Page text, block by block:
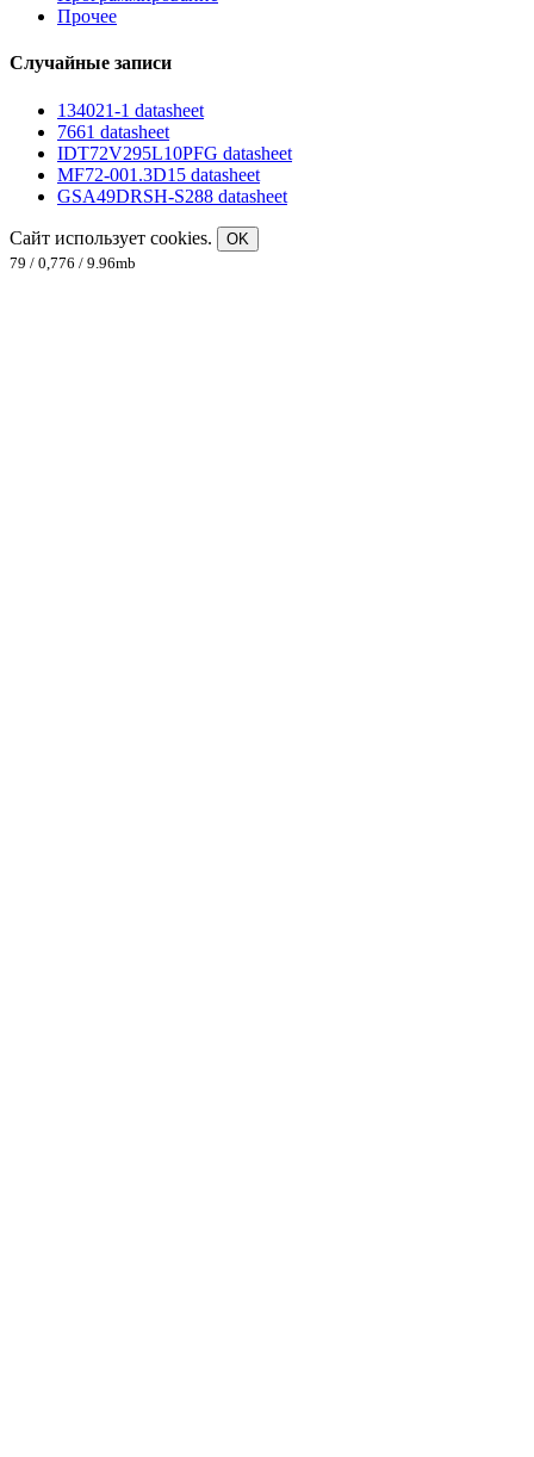
Прочее
Случайные записи
134021-1 datasheet
7661 datasheet
IDT72V295L10PFG datasheet
MF72-001.3D15 datasheet
GSA49DRSH-S288 datasheet
Сайт использует cookies.
OK
79 / 0,776 / 9.96mb